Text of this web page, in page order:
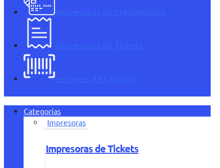
Impresoras de Credenciales
Impresoras de Tickets
Lectores de Códigos
Categorías
Impresoras
Impresoras de Tickets